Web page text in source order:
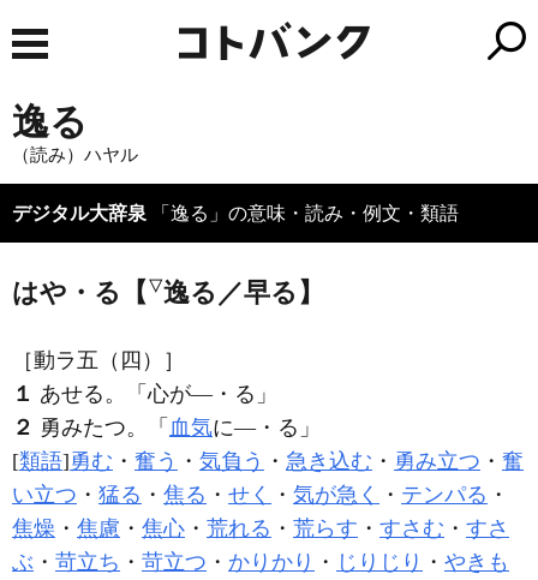
逸る
（読み）ハヤル
デジタル大辞泉 「逸る」の意味・読み・例文・類語
はや・る【 ▽逸る／早る】
［動ラ五（四）］
１ あせる。「心が―・る」
２ 勇みたつ。「 血気に―・る」
[類語]勇む ・ 奮う ・ 気負う ・ 急き込む ・ 勇み立つ ・ 奮
い立つ ・ 猛る ・ 焦る ・ せく ・ 気が急く ・ テンパる ・
焦燥 ・ 焦慮 ・ 焦心 ・ 荒れる ・ 荒らす ・ すさむ ・ すさ
ぶ ・ 苛立ち ・ 苛立つ ・ かりかり ・ じりじり ・ やきも